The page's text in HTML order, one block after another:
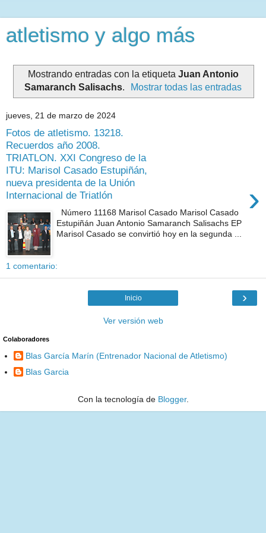
atletismo y algo más
Mostrando entradas con la etiqueta Juan Antonio
Samaranch Salisachs. Mostrar todas las entradas
jueves, 21 de marzo de 2024
Fotos de atletismo. 13218.
Recuerdos año 2008.
TRIATLON. XXI Congreso de la
ITU: Marisol Casado Estupiñán,
nueva presidenta de la Unión
Internacional de Triatlón
›
Número 11168 Marisol Casado Marisol Casado
Estupiñán Juan Antonio Samaranch Salisachs EP
Marisol Casado se convirtió hoy en la segunda ...
1 comentario:
›
Inicio
Ver versión web
Colaboradores
Blas García Marín (Entrenador Nacional de Atletismo)
Blas Garcia
Con la tecnología de Blogger.